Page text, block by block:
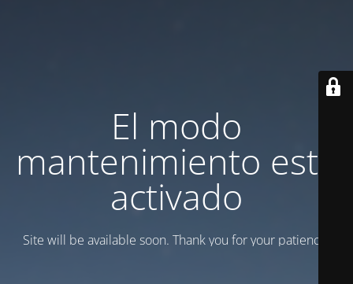
El modo
mantenimiento está
activado
Site will be available soon. Thank you for your patience!